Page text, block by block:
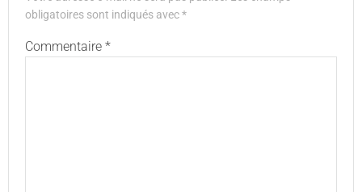
obligatoires sont indiqués avec*
Commentaire *